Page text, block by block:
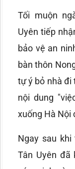
Tối muộn
Uyên tiếp
bảo vệ an
bàn thôn
tự ý bỏ nhà đi
nội dung
xuống Hà Nội
Ngay sau
Tân Uyên đã